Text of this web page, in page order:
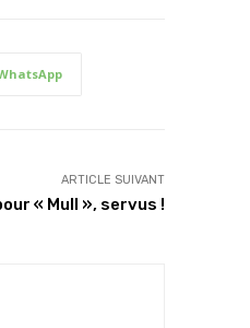
ARTICLE SUIVANT
« Mull », servus !